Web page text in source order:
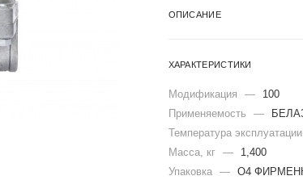
ОПИСАНИЕ
ХАРАКТЕРИСТИКИ
Модификация —
100
Применяемость
—
Температура
Масса, кг —
1,400
Упаковка — О4